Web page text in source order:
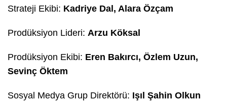
Strateji Ekibi: Kadriye Dal, Alara Özçam
Prodüksiyon Lideri: Arzu Köksal
Prodüksiyon Ekibi: Eren Bakırcı, Özlem Uzun,
Sevinç Öktem
Sosyal Medya Grup Direktörü: Işıl Şahin Olkun